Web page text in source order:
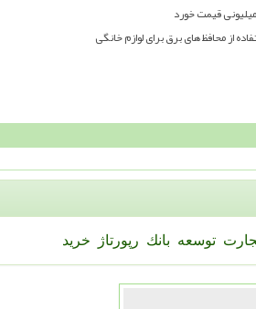
از محافظ های برق برای لوازم خانگی
توسعه بانك رپورتاژ خرید